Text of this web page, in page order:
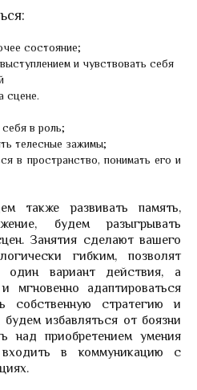
состояние;
и чувствовать себя
сцене.
в роль;
телесные зажимы;
в пространство, понимать его и
также развивать память,
будем разыгрывать
Занятия сделают вашего
гибким, позволят
один вариант действия, а
мгновенно адаптироваться
собственную стратегию и
избавляться от боязни
над приобретением умения
в коммуникацию с